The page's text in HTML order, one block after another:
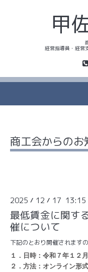
甲
経営指導員・経営
商工会からのお
2025 / 12 / 17 13:15
最低賃金に関す
催について
下記のとおり開催されます
１．日時：令和７年１２
２．方法：オンライン形